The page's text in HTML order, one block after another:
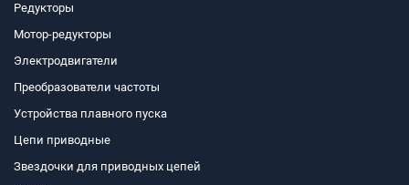
Редукторы
Мотор-редукторы
Электродвигатели
Преобразователи частоты
Устройства плавного пуска
Цепи приводные
Звездочки для приводных цепей